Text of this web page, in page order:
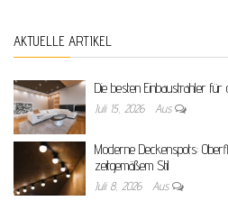
AKTUELLE ARTIKEL
Die besten Einbaustrahler
Juli 15, 2026 Aus
Moderne Deckenspots:
zeitgemäßem Stil
Juli 8, 2026 Aus